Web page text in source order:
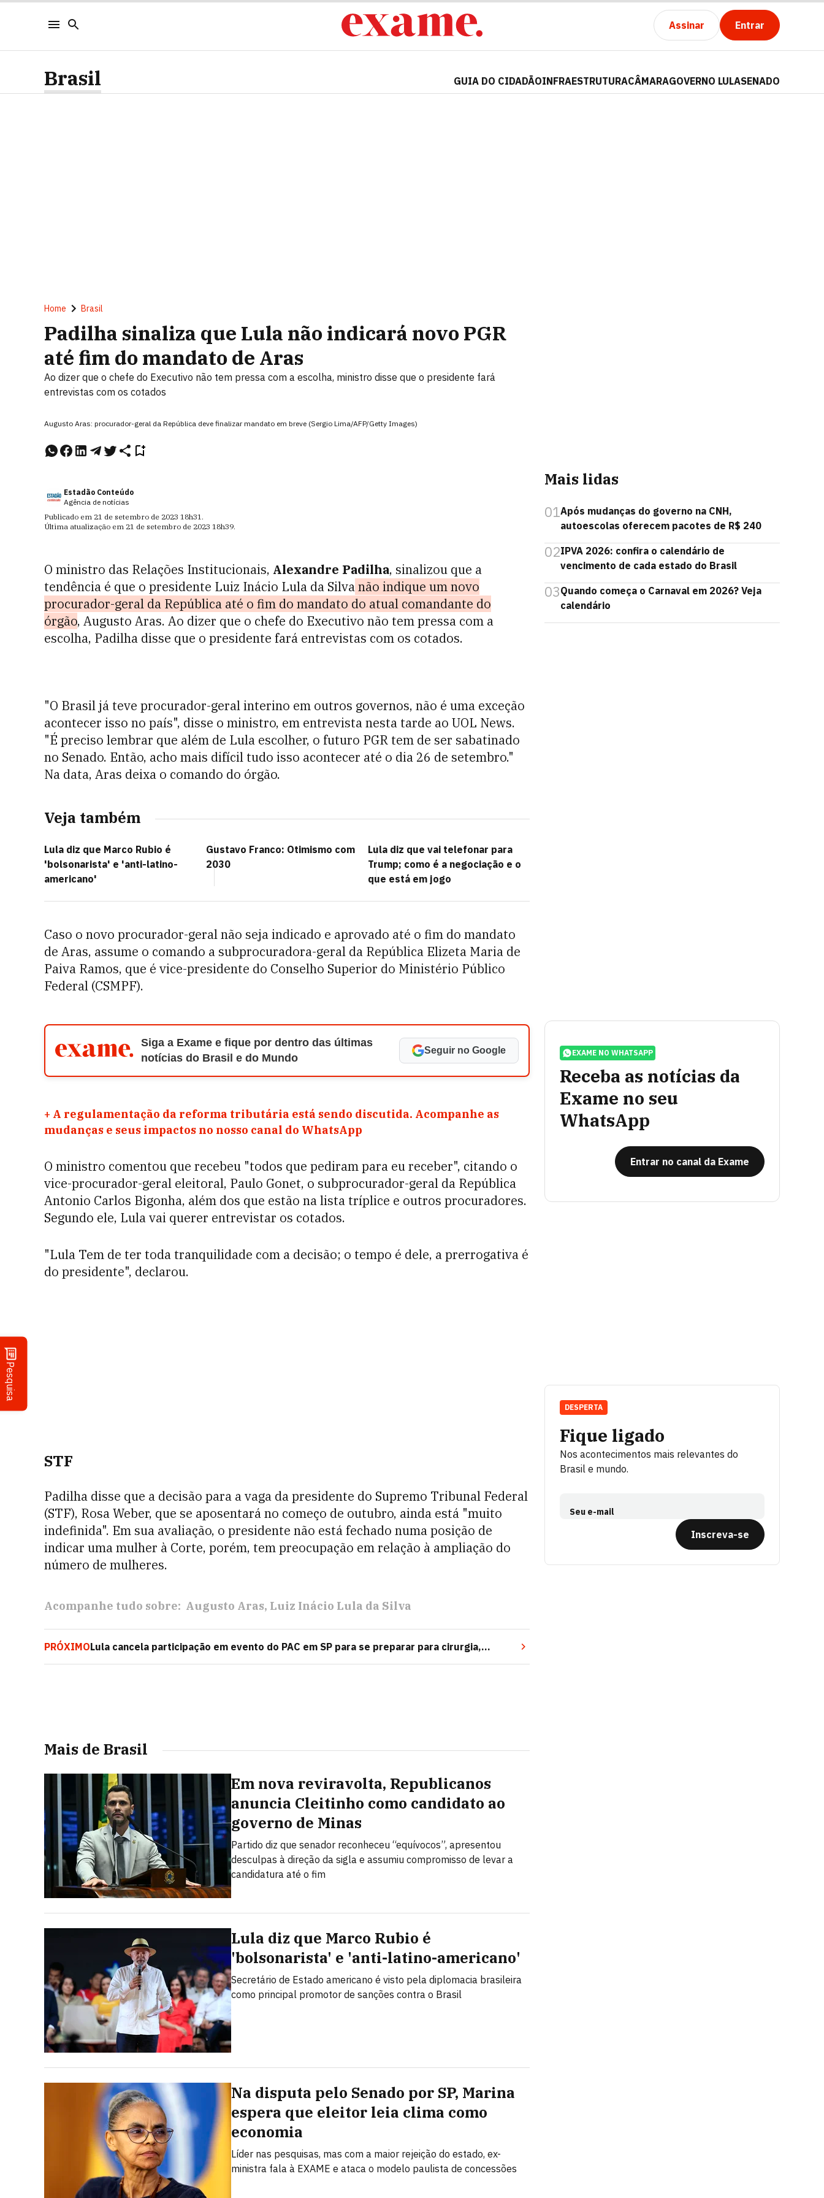
Assinar Entrar
Pesquisa
Brasil GUIA DO CIDADÃOINFRAESTRUTURACÂMARAGOVERNO LULASENADO
Home Brasil
Padilha sinaliza que Lula não indicará novo PGR
até fim do mandato de Aras
Ao dizer que o chefe do Executivo não tem pressa com a escolha, ministro disse que o presidente fará
entrevistas com os cotados
Augusto Aras: procurador-geral da República deve finalizar mandato em breve (Sergio Lima/AFP/Getty Images)
Estadão Conteúdo
Agência de notícias
Publicado em 21 de setembro de 2023 18h31.
Última atualização em 21 de setembro de 2023 18h39.
O ministro das Relações Institucionais, Alexandre Padilha, sinalizou que a
tendência é que o presidente Luiz Inácio Lula da Silvanão indique um novo
procurador-geral da República até o fim do mandato do atual comandante do
órgão, Augusto Aras. Ao dizer que o chefe do Executivo não tem pressa com a
escolha, Padilha disse que o presidente fará entrevistas com os cotados.
"O Brasil já teve procurador-geral interino em outros governos, não é uma exceção
acontecer isso no país", disse o ministro, em entrevista nesta tarde ao UOL News.
"É preciso lembrar que além de Lula escolher, o futuro PGR tem de ser sabatinado
no Senado. Então, acho mais difícil tudo isso acontecer até o dia 26 de setembro."
Na data, Aras deixa o comando do órgão.
Veja também
Lula diz que Marco Rubio é
'bolsonarista' e 'anti-latino-
americano'
Gustavo Franco: Otimismo com
2030
Lula diz que vai telefonar para
Trump; como é a negociação e o
que está em jogo
Caso o novo procurador-geral não seja indicado e aprovado até o fim do mandato
de Aras, assume o comando a subprocuradora-geral da República Elizeta Maria de
Paiva Ramos, que é vice-presidente do Conselho Superior do Ministério Público
Federal (CSMPF).
Siga a Exame e fique por dentro das últimas
notícias do Brasil e do Mundo
Seguir no Google
+ A regulamentação da reforma tributária está sendo discutida. Acompanhe as
mudanças e seus impactos no nosso canal do WhatsApp
O ministro comentou que recebeu "todos que pediram para eu receber", citando o
vice-procurador-geral eleitoral, Paulo Gonet, o subprocurador-geral da República
Antonio Carlos Bigonha, além dos que estão na lista tríplice e outros procuradores.
Segundo ele, Lula vai querer entrevistar os cotados.
"Lula Tem de ter toda tranquilidade com a decisão; o tempo é dele, a prerrogativa é
do presidente", declarou.
STF
Padilha disse que a decisão para a vaga da presidente do Supremo Tribunal Federal
(STF), Rosa Weber, que se aposentará no começo de outubro, ainda está "muito
indefinida". Em sua avaliação, o presidente não está fechado numa posição de
indicar uma mulher à Corte, porém, tem preocupação em relação à ampliação do
número de mulheres.
Acompanhe tudo sobre: Augusto Aras Luiz Inácio Lula da Silva
PRÓXIMOLula cancela participação em evento do PAC em SP para se preparar para cirurgia,
marcada para dia 29
Mais de Brasil
Em nova reviravolta, Republicanos
anuncia Cleitinho como candidato ao
governo de Minas
Partido diz que senador reconheceu “equívocos”, apresentou
desculpas à direção da sigla e assumiu compromisso de levar a
candidatura até o fim
Lula diz que Marco Rubio é
'bolsonarista' e 'anti-latino-americano'
Secretário de Estado americano é visto pela diplomacia brasileira
como principal promotor de sanções contra o Brasil
Na disputa pelo Senado por SP, Marina
espera que eleitor leia clima como
economia
Líder nas pesquisas, mas com a maior rejeição do estado, ex-
ministra fala à EXAME e ataca o modelo paulista de concessões
Mais lidas
01Após mudanças do governo na CNH,
autoescolas oferecem pacotes de R$ 240
02IPVA 2026: confira o calendário de
vencimento de cada estado do Brasil
03Quando começa o Carnaval em 2026? Veja
calendário
EXAME NO WHATSAPP
Receba as notícias da
Exame no seu
WhatsApp
Entrar no canal da Exame
Fique ligado
Nos acontecimentos mais relevantes do
Brasil e mundo.
Seu e-mail
Inscreva-se
DESPERTA